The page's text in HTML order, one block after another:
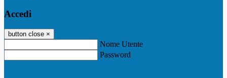
Accedi
button close ×
Nome Utente
Password